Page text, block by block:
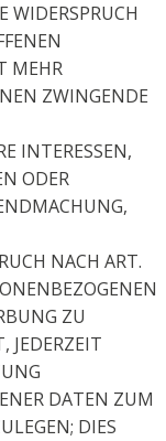
WIDERSPRUCH
MEHR
ZWINGENDE
INTERESSEN,
ODER
NACH ART.
ZU
JEDERZEIT
DATEN ZUM
DIES